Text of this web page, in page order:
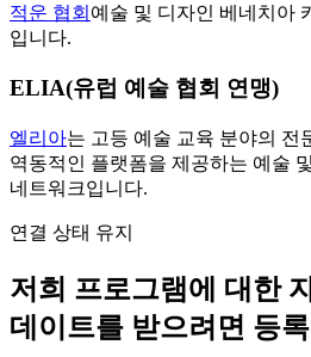
적운 협회 예술 및 디자인 베네치아
입니다.
ELIA(유럽 예술 협회 연맹)
엘리아는 고등 예술 교육 분야의 전
역동적인 플랫폼을 제공하는 예술
네트워크입니다.
연결 상태 유지
저희 프로그램에 대한
데이트를 받으려면 등